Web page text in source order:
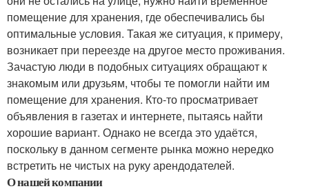
помещение для хранения, где обеспечивались бы
оптимальные условия. Такая же ситуация, к примеру,
возникает при переезде на другое место проживания.
Зачастую люди в подобных ситуациях обращают к
знакомым или друзьям, чтобы те помогли найти им
помещение для хранения. Кто-то просматривает
объявления в газетах и интернете, пытаясь найти
хорошие вариант. Однако не всегда это удаётся,
поскольку в данном сегменте рынка можно нередко
встретить не чистых на руку арендодателей.
О нашей компании